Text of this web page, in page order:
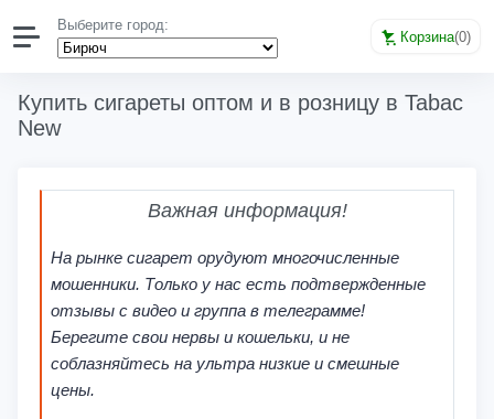
Выберите город:
Корзина(0)
Купить сигареты оптом и в розницу в Tabac
New
Важная информация!
На рынке сигарет орудуют многочисленные
мошенники. Только у нас есть подтвержденные
отзывы с видео и группа в телеграмме!
Берегите свои нервы и кошельки, и не
соблазняйтесь на ультра низкие и смешные
цены.